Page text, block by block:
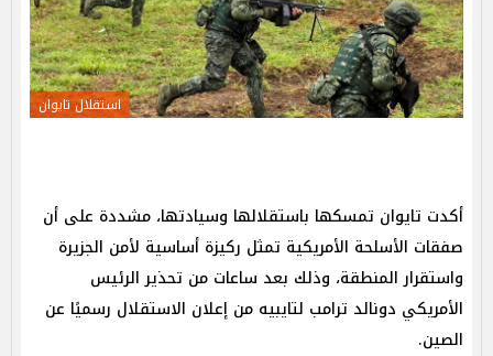
استقلال تايوان
أكدت تايوان تمسكها باستقلالها وسيادتها، مشددة على أن
صفقات الأسلحة الأمريكية تمثل ركيزة أساسية لأمن الجزيرة
واستقرار المنطقة، وذلك بعد ساعات من تحذير الرئيس
الأمريكي دونالد ترامب لتايبيه من إعلان الاستقلال رسميًا عن
الصين.